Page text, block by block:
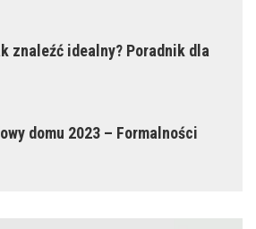
znaleźć idealny? Poradnik dla
domu 2023 – Formalności